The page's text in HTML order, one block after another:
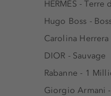
HERMÈS - Terre
Hugo Boss -
Carolina
DIOR - Sauvage
Rabanne - 1
Giorgio Armani